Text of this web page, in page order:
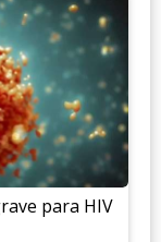
para HIV